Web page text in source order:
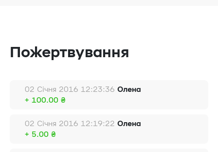
Пожертвування
02 Січня 2016 12:23:36 Олена
+ 100.00 ₴
02 Січня 2016 12:19:22 Олена
+ 5.00 ₴